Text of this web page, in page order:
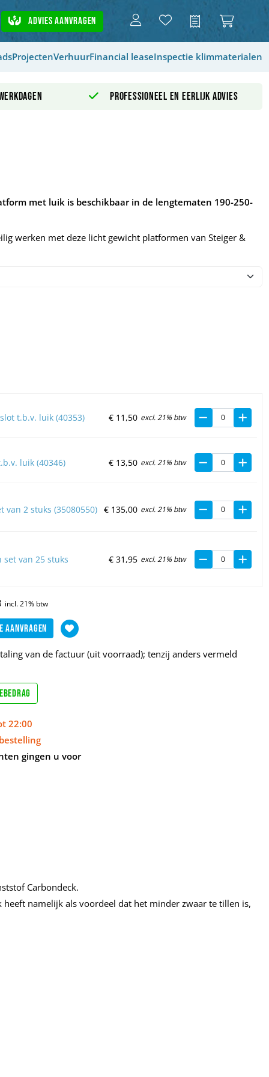
Offerte
Advies aanvragen
ProjectenVerhuurFinancial leaseInspectie klimmaterialen
Professioneel en eerlijk advies
met luik is beschikbaar in de lengtematen 190-250-
werken met deze licht gewicht platformen van Steiger &
t.b.v. luik (40353) € 11,50 excl. 21% btw
luik (40346) € 13,50 excl. 21% btw
van 2 stuks (35080550) € 135,00 excl. 21% btw
set van 25 stuks € 31,95 excl. 21% btw
aanvragen
van de factuur (uit voorraad); tenzij anders vermeld
22:00
gingen u voor
Carbondeck.
namelijk als voordeel dat het minder zwaar te tillen is,